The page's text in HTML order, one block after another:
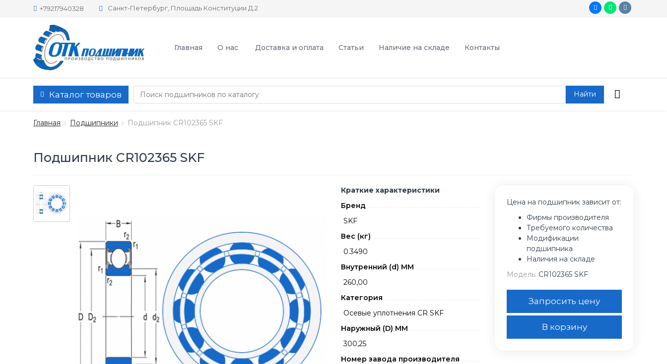
+79217940328 Санкт-Петербург, Площадь Конституции Д.2
Главная О нас Доставка и оплата Статьи Наличие на складе Контакты
Каталог товаров Найти
Главная Подшипники Подшипник CR102365 SKF
Подшипник CR102365 SKF
Краткие характеристики
Бренд
SKF
Вес (кг)
0.3490
Внутренний (d) ММ
260,00
Категория
Осевые уплотнения CR SKF
Наружный (D) ММ
300,25
Номер завода производителя
Цена на подшипник зависит от:
Фирмы производителя
Требуемого количества
Модификации
подшипника
Наличия на складе
Модель: CR102365 SKF
Запросить цену
В корзину